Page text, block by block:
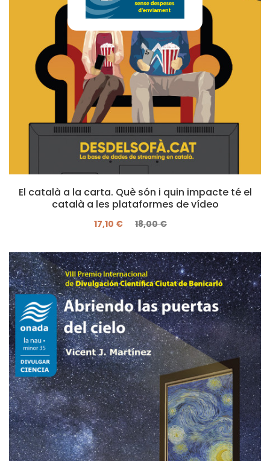
El català a la carta. Què són i quin impacte té el
català a les plataformes de vídeo
17,10 € 18,00 €